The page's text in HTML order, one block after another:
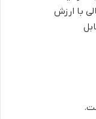
با ارزش